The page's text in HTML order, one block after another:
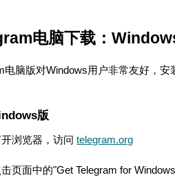
电脑下载：
电脑版对Windows用户非常友好，安
版
浏览器，访问 telegram.org
击页面中的"Get Telegram for